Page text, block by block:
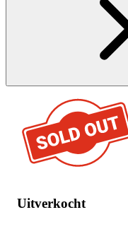
Uitverkocht